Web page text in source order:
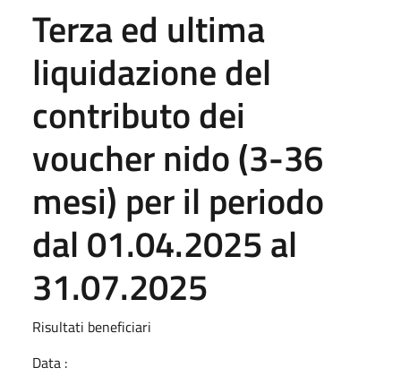
Terza ed ultima
liquidazione del
contributo dei
voucher nido (3-36
mesi) per il periodo
dal 01.04.2025 al
31.07.2025
Risultati beneficiari
Data :